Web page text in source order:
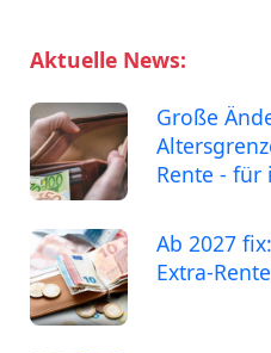
Aktuelle News:
Große
Rente - für
Ab 2027
Extra-